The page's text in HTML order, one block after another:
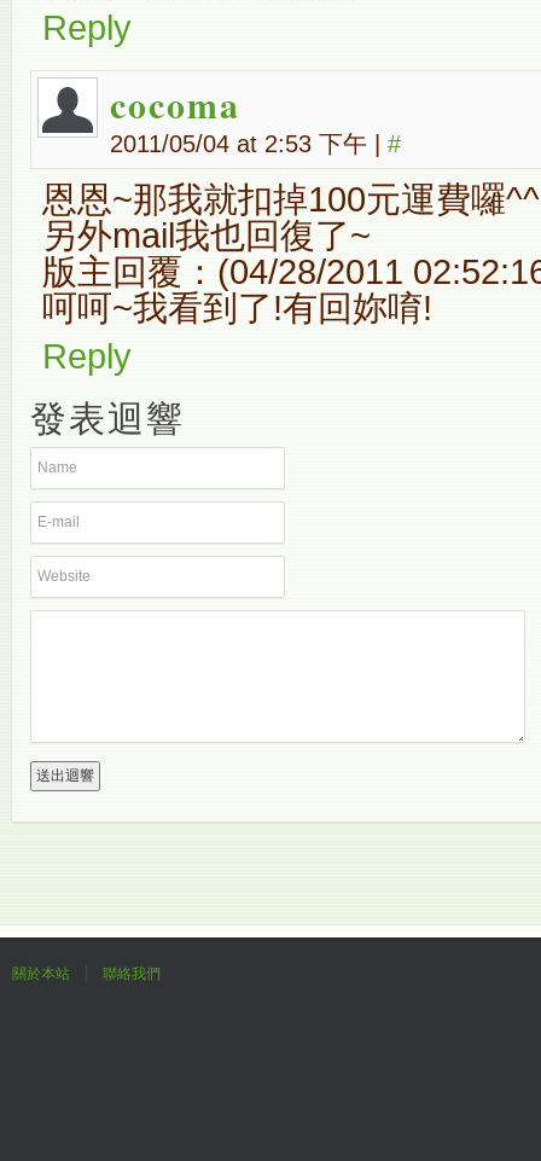
Reply
cocoma
2011/05/04 at 2:53 下午 #
恩恩~那我就扣掉100元運費囉^^
另外mail我也回復了~
版主回覆：(04/28/2011
呵呵~我看到了!有回妳唷!
Reply
發表迴響
關於本站 聯絡我們